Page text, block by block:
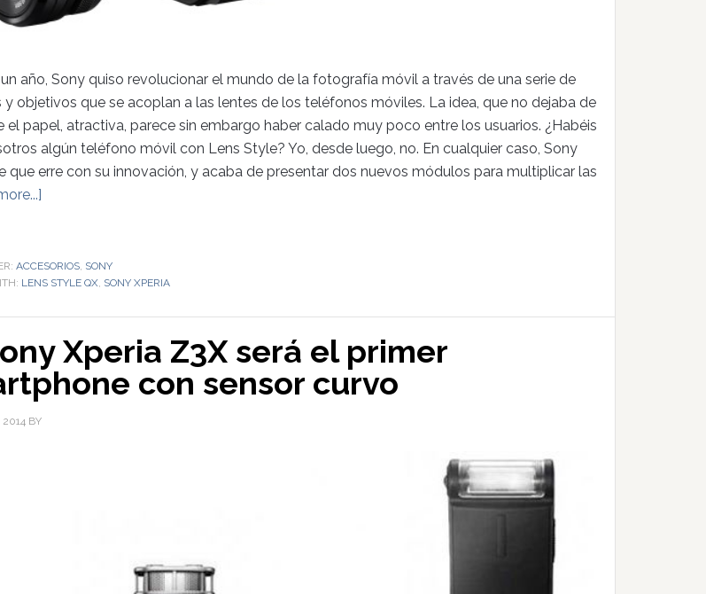
año, Sony quiso revolucionar el mundo de la fotografía móvil a través de una serie de
objetivos que se acoplan a las lentes de los teléfonos móviles. La idea, que no dejaba de
el papel, atractiva, parece sin embargo haber calado muy poco entre los usuarios. ¿Habéis
algún teléfono móvil con Lens Style? Yo, desde luego, no. En cualquier caso, Sony
que erre con su innovación, y acaba de presentar dos nuevos módulos para multiplicar las
ACCESORIOS, SONY
LENS STYLE QX, SONY XPERIA
Xperia Z3X será el primer
con sensor curvo
2014 BY